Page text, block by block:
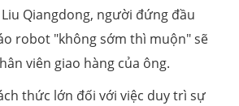
Qiangdong, người đứng đầu
robot "không sớm thì muộn" sẽ
viên giao hàng của ông.
thức lớn đối với việc duy trì sự